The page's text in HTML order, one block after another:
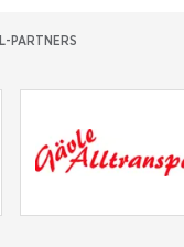
PARTNERS